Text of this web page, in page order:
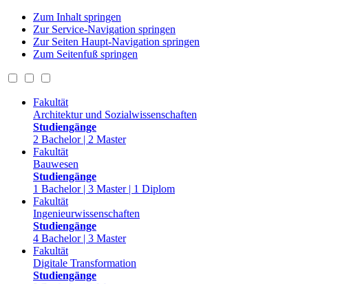
Zum Inhalt springen
Zur Service-Navigation springen
Zur Seiten Haupt-Navigation springen
Zum Seitenfuß springen
Fakultät
Architektur und Sozialwissenschaften
Studiengänge
2 Bachelor | 2 Master
Fakultät
Bauwesen
Studiengänge
1 Bachelor | 3 Master | 1 Diplom
Fakultät
Ingenieurwissenschaften
Studiengänge
4 Bachelor | 3 Master
Fakultät
Digitale Transformation
Studiengänge